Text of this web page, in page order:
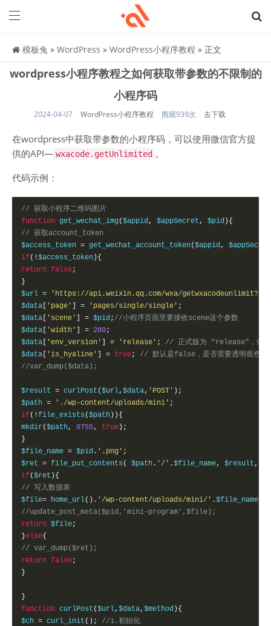
模板兔 » WordPress » WordPress小程序教程 » 正文
wordpress小程序教程之如何获取带参数的不限制的
小程序码
2024-04-07 WordPress小程序教程 围观939次 去下载
在wordpress中获取带参数的小程序码，可以使用微信官方提
供的API— wxacode.getUnlimited 。
代码示例：
// 获取小程序二维码图片
function get_wechat_img($appid, $appSecret , $pid ){
// 获取account_token
$access_token = get_wechat_account_token($appid,
$appSecret
if(!$access_token ){
return false;
}
$url =
'https://api.weixin.qq.com/wxa/
$data
'page' = 'pages/single/single' ;
$data
'scene' = $pid; //小程序页面里要接收scene这个参数
$data
'width' = 280;
$data
'env_version' = 'release' ;
// 正式版为 "release"，体
$data
'is_hyaline' = true;
// 默认是false，是否需要透明底色，
//var_dump($data);
$result = curlPost ($url, $data, 'POST' );
$path = './wp-content/uploads/mini' ;
if(!file_exists ($path )){
mkdir($path, 0755, true );
}
$file_name = $pid . '.png' ;
$ret = file_put_contents ( $path . '/' .$file_name, $result ,
if($ret ){
// 写入数据表
$file= home_url(). '/wp-content/uploads/mini/' .$file_name
//update_post_meta($pid,'mini-program',$file);
return $file;
}else{
// var_dump($ret);
return false;
}
}
function curlPost ($url, $data, $method ){
$ch = curl_init ();
//1.初始化